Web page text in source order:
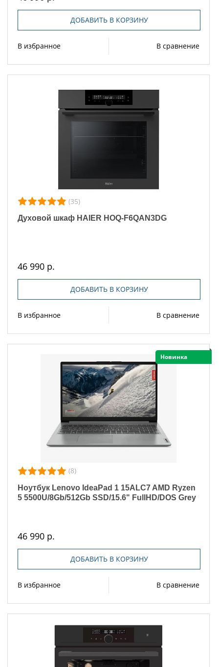
ДОБАВИТЬ В КОРЗИНУ
В избранное В сравнение
(35)
Духовой шкаф HAIER HOQ-F6QAN3DG
46 990 р.
ДОБАВИТЬ В КОРЗИНУ
В избранное В сравнение
Новинка
(8)
Ноутбук Lenovo IdeaPad 1 15ALC7 AMD Ryzen
5 5500U/8Gb/512Gb SSD/15.6" FullHD/DOS Grey
46 990 р.
ДОБАВИТЬ В КОРЗИНУ
В избранное В сравнение